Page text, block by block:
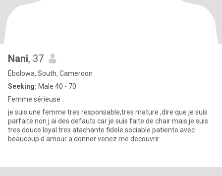
Nani, 37
Ébolowa, South, Cameroon
Seeking: Male 40 - 70
Femme sérieuse
je suis une femme tres responsable,tres mature ,dire que je suis
parfaite non j ai des defauts car je suis faite de chair mais je suis
tres douce loyal tres atachante fidele sociable patiente avec
beaucoup d amour a donner venez me decouvrir